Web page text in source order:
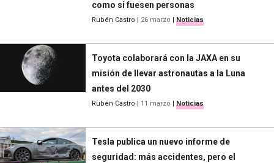
como si fuesen personas
Rubén Castro 26 marzo Noticias
Toyota colaborará con la JAXA en su
misión de llevar astronautas a la Luna
antes del 2030
Rubén Castro 11 marzo Noticias
Tesla publica un nuevo informe de
seguridad: más accidentes, pero el